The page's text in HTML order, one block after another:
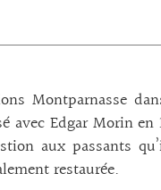
Montparnasse
avec Edgar Morin en
aux passants
restaurée.